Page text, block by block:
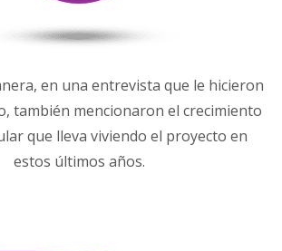
en una entrevista que le hicieron
también mencionaron el crecimiento
que lleva viviendo el proyecto en
estos últimos años.